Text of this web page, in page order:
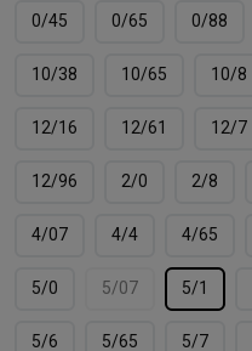
0/45 0/65 0/88
10/38 10/65 10/8
12/16 12/61 12/7
12/96 2/0 2/8
4/07 4/4 4/65
5/0 5/07 5/1
5/6 5/65 5/7